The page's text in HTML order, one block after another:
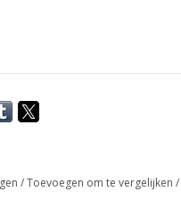
/Toevoegen om te vergelijken /